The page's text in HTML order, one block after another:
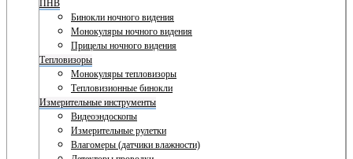
ПНВ
Бинокли ночного видения
Монокуляры ночного видения
Прицелы ночного видения
Тепловизоры
Монокуляры тепловизоры
Тепловизионные бинокли
Измерительные инструменты
Видеоэндоскопы
Измерительные рулетки
Влагомеры (датчики влажности)